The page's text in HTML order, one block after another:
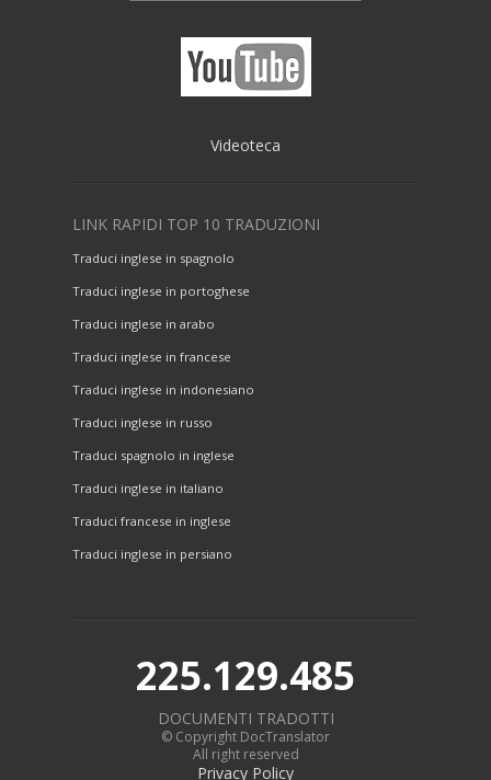
Videoteca
LINK RAPIDI TOP 10 TRADUZIONI
Traduci inglese in spagnolo
Traduci inglese in portoghese
Traduci inglese in arabo
Traduci inglese in francese
Traduci inglese in indonesiano
Traduci inglese in russo
Traduci spagnolo in inglese
Traduci inglese in italiano
Traduci francese in inglese
Traduci inglese in persiano
225.129.485
DOCUMENTI TRADOTTI
© Copyright DocTranslator
All right reserved
Privacy Policy